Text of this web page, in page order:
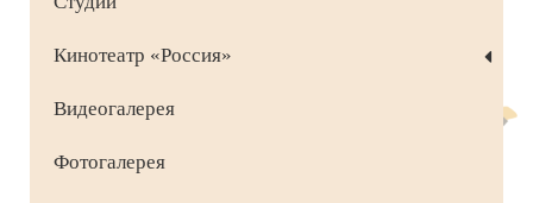
Кинотеатр «Россия»
Видеогалерея
Фотогалерея